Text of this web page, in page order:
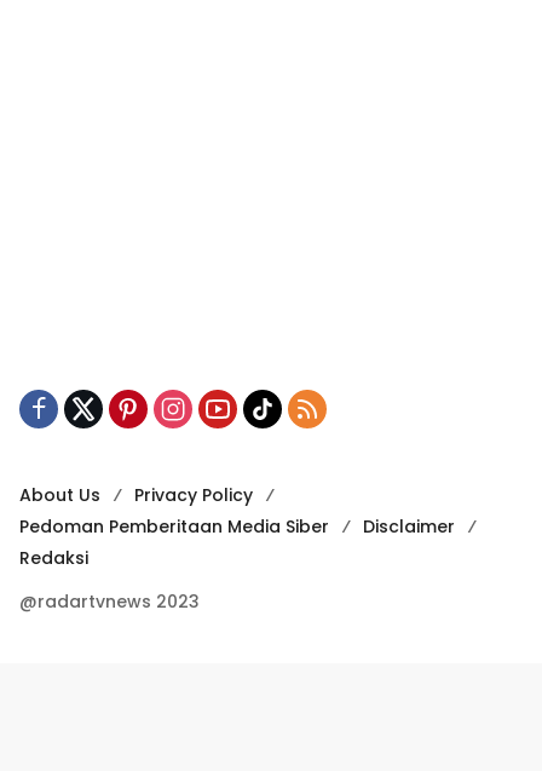
About Us
Privacy Policy
Pedoman Pemberitaan Media Siber
Disclaimer
Redaksi
@radartvnews 2023